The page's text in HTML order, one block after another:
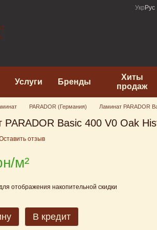
Укр Рус
Услуги Бренды
Хиты
продаж
PARADOR (Германия) Ламинат PARADOR
PARADOR Basic 400 V0 Oak
отзыв
м²
для отображения накопительной скидки
В кредит